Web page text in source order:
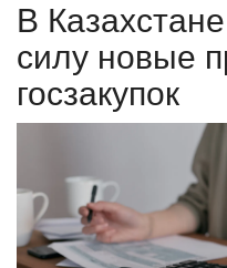
КАЗАХСТАН
СПЕЦПРОЕКТЫ
В
силу новые
госзакупок